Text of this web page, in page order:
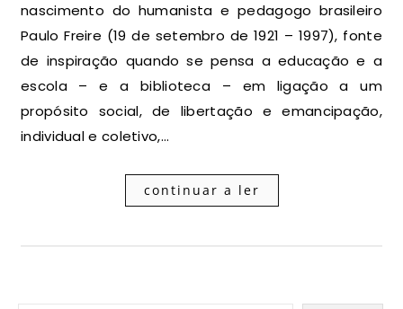
nascimento do humanista e pedagogo brasileiro
Paulo Freire (19 de setembro de 1921 – 1997), fonte
de inspiração quando se pensa a educação e a
escola – e a biblioteca – em ligação a um
propósito social, de libertação e emancipação,
individual e coletivo,…
continuar a ler